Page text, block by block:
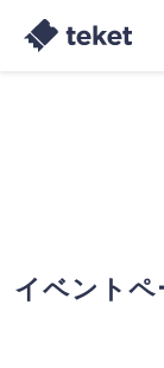
イベントペ